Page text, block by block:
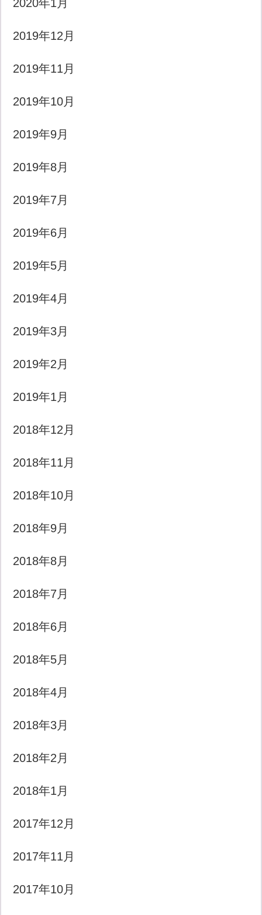
2020年1月
2019年12月
2019年11月
2019年10月
2019年9月
2019年8月
2019年7月
2019年6月
2019年5月
2019年4月
2019年3月
2019年2月
2019年1月
2018年12月
2018年11月
2018年10月
2018年9月
2018年8月
2018年7月
2018年6月
2018年5月
2018年4月
2018年3月
2018年2月
2018年1月
2017年12月
2017年11月
2017年10月